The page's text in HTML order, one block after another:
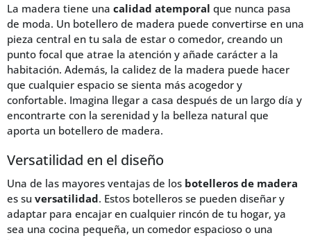
La madera tiene una calidad atemporal que nunca pasa
de moda. Un botellero de madera puede convertirse en una
pieza central en tu sala de estar o comedor, creando un
punto focal que atrae la atención y añade carácter a la
habitación. Además, la calidez de la madera puede hacer
que cualquier espacio se sienta más acogedor y
confortable. Imagina llegar a casa después de un largo día y
encontrarte con la serenidad y la belleza natural que
aporta un botellero de madera.
Versatilidad en el diseño
Una de las mayores ventajas de los botelleros de madera
es su versatilidad. Estos botelleros se pueden diseñar y
adaptar para encajar en cualquier rincón de tu hogar, ya
sea una cocina pequeña, un comedor espacioso o una